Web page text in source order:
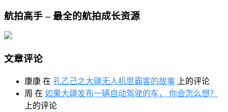
航拍高手 – 最全的航拍成长资源
文章评论
康康 在 孔乙己之大疆无人机思霸客的故事 上的评论
周 在 如果大疆发布一辆自动驾驶的车， 你会怎么想？
上的评论